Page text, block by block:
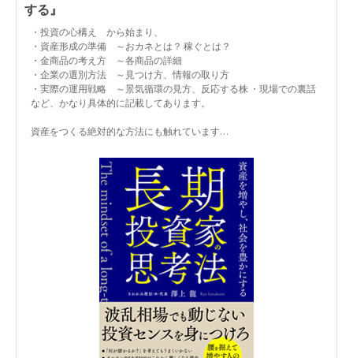
する』
・投資の心構え から始まり、
・資産形成の準備 ～おカネとは？ 稼ぐとは？
・金商品の考え方 ～各商品の詳細
・企業の選別方法 ～見つけ方、情報の取り方
・実際の運用戦略 ～景気循環の見方、反応する株 ・現場での裏話
など、かなり具体的に記載してあります。
資産をつくる絶対的な方法にも触れています…